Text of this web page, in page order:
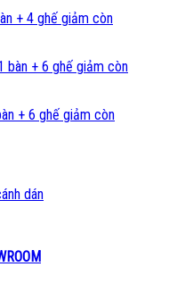
+ 4 ghế giảm còn
+ 6 ghế giảm còn
6 ghế giảm còn
dán